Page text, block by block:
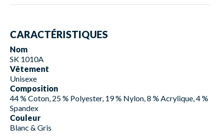
CARACTÉRISTIQUES
Nom
SK 1010A
Vêtement
Unisexe
Composition
44 % Coton, 25 % Polyester, 19 % Nylon, 8 % Acrylique, 4 %
Spandex
Couleur
Blanc & Gris